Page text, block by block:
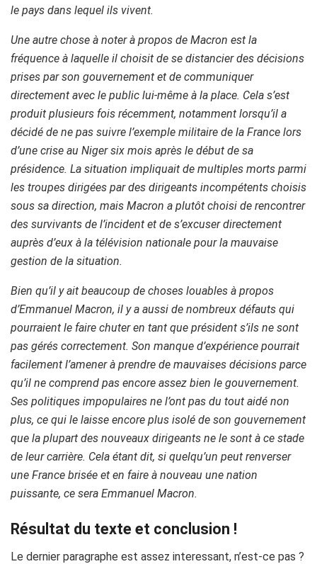
le pays dans lequel ils vivent.
Une autre chose à noter à propos de Macron est la
fréquence à laquelle il choisit de se distancier des décisions
prises par son gouvernement et de communiquer
directement avec le public lui-même à la place. Cela s’est
produit plusieurs fois récemment, notamment lorsqu’il a
décidé de ne pas suivre l’exemple militaire de la France lors
d’une crise au Niger six mois après le début de sa
présidence. La situation impliquait de multiples morts parmi
les troupes dirigées par des dirigeants incompétents choisis
sous sa direction, mais Macron a plutôt choisi de rencontrer
des survivants de l’incident et de s’excuser directement
auprès d’eux à la télévision nationale pour la mauvaise
gestion de la situation.
Bien qu’il y ait beaucoup de choses louables à propos
d’Emmanuel Macron, il y a aussi de nombreux défauts qui
pourraient le faire chuter en tant que président s’ils ne sont
pas gérés correctement. Son manque d’expérience pourrait
facilement l’amener à prendre de mauvaises décisions parce
qu’il ne comprend pas encore assez bien le gouvernement.
Ses politiques impopulaires ne l’ont pas du tout aidé non
plus, ce qui le laisse encore plus isolé de son gouvernement
que la plupart des nouveaux dirigeants ne le sont à ce stade
de leur carrière. Cela étant dit, si quelqu’un peut renverser
une France brisée et en faire à nouveau une nation
puissante, ce sera Emmanuel Macron.
Résultat du texte et conclusion !
Le dernier paragraphe est assez interessant, n’est-ce pas ?